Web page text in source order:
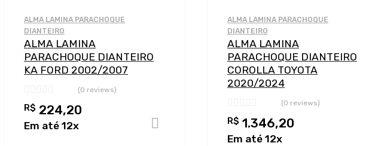
ALMA LAMINA PARACHOQUE
DIANTEIRO
ALMA LAMINA
PARACHOQUE DIANTEIRO
KA FORD 2002/2007
(0 reviews)
R$ 224,20
Em até 12x Adicionar ao carrinho
ALMA LAMINA PARACHOQUE
DIANTEIRO
ALMA LAMINA
PARACHOQUE DIANTEIRO
COROLLA TOYOTA
2020/2024
(0 reviews)
R$ 1.346,20
Em até 12x